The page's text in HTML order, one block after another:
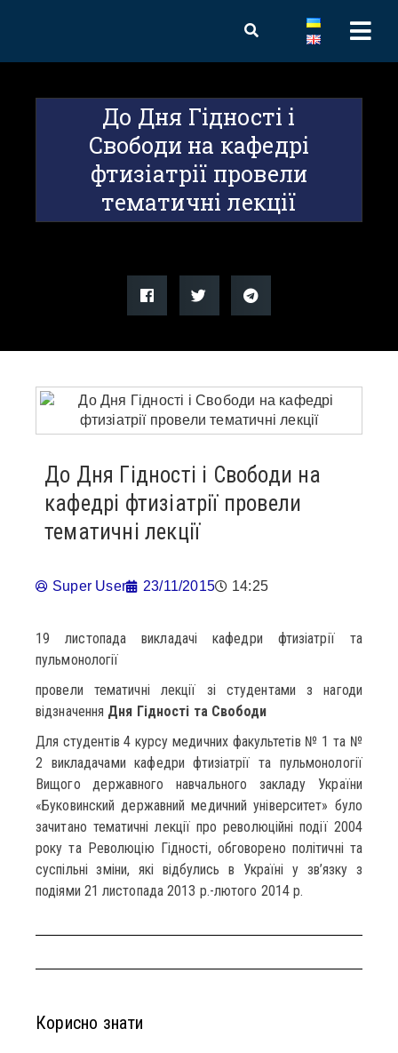
До Дня Гідності і
Свободи на кафедрі
фтизіатрії провели
тематичні лекції
До Дня Гідності і Свободи на
кафедрі фтизіатрії провели
тематичні лекції
Super User 23/11/2015 14:25
19 листопада викладачі кафедри фтизіатрії та
пульмонології
провели тематичні лекції зі студентами з нагоди
відзначення Дня Гідності та Свободи
Для студентів 4 курсу медичних факультетів № 1 та №
2 викладачами кафедри фтизіатрії та пульмонології
Вищого державного навчального закладу України
«Буковинский державний медичний університет» було
зачитано тематичні лекції про революційні події 2004
року та Революцію Гідності, обговорено політичні та
суспільні зміни, які відбулись в Україні у зв’язку з
подіями 21 листопада 2013 р.-лютого 2014 р.
Корисно знати